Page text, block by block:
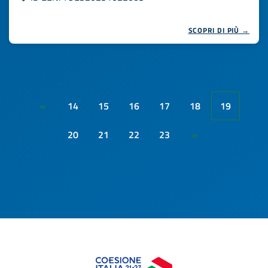
SCOPRI DI PIÙ →
« 14 15 16 17 18
19
20
21 22 23 »